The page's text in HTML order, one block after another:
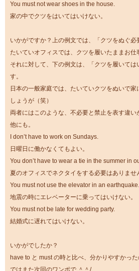
You must not wear shoes in the house.
家の中でクツをはいてはいけない。
いかがですか？上の例文では、「クツをぬぐ必
たいていオフィスでは、クツを履いたままお仕
それに対して、下の例文は、「クツを履いては
す。
日本の一般家庭では、たいていクツをぬいで
しょうが（笑）
両者にはこのような、不必要と禁止を表す違い
他にも。
I don’t have to work on Sundays.
日曜日に働かなくてもよい。
You don’t have to wear a tie in the summer in
夏のオフィスでネクタイをする必要はありませ
You must not use the elevator in an earthquake.
地震の時にエレベーターに乗ってはいけない。
You must not be late for wedding party.
結婚式に遅れてはいけない。
いかがでしたか？
have to と must の時と比べ、分かりやすかっ